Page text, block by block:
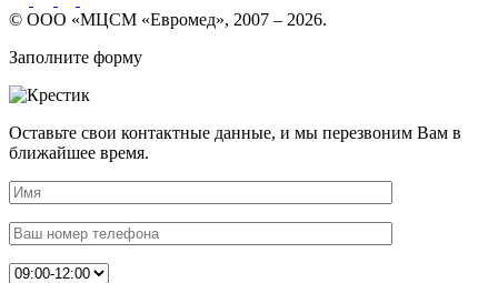
© ООО «МЦСМ «Евромед», 2007 – 2026.
Заполните форму
Оставьте свои контактные данные, и мы перезвоним Вам в
ближайшее время.